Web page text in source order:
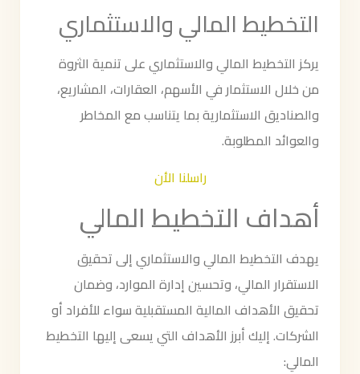
التخطيط المالي والاستثماري
يركز التخطيط المالي والاستثماري على تنمية الثروة
من خلال الاستثمار في الأسهم، العقارات، المشاريع،
والصناديق الاستثمارية بما يتناسب مع المخاطر
والعوائد المطلوبة.
راسلنا الأن
أهداف التخطيط المالي
يهدف التخطيط المالي والاستثماري إلى تحقيق
الاستقرار المالي، وتحسين إدارة الموارد، وضمان
تحقيق الأهداف المالية المستقبلية سواء للأفراد أو
الشركات. إليك أبرز الأهداف التي يسعى إليها التخطيط
المالي: